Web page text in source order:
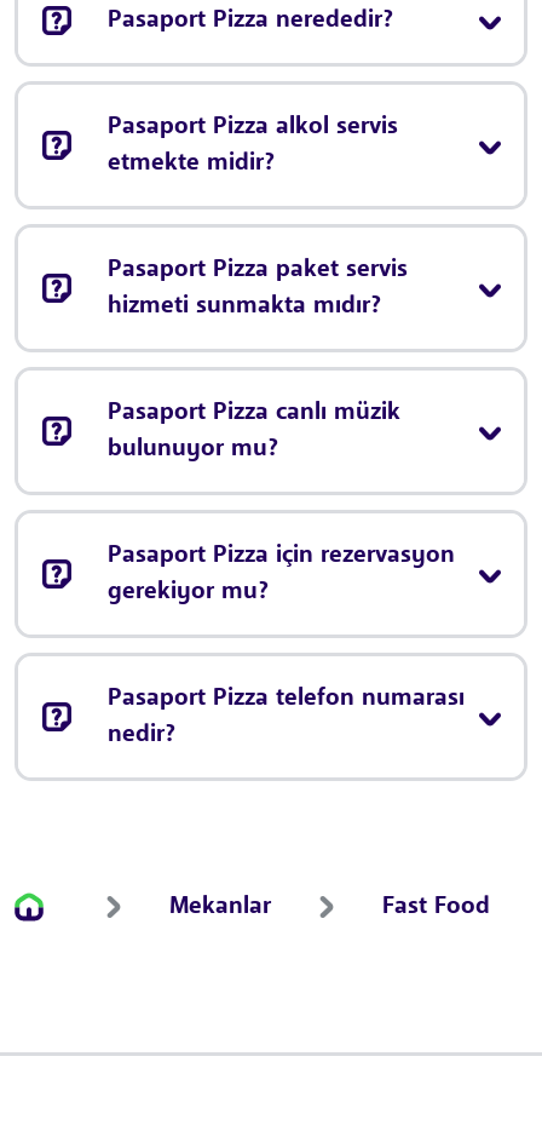
Pasaport Pizza nerededir?
Pasaport Pizza alkol servis
etmekte midir?
Pasaport Pizza paket servis
hizmeti sunmakta mıdır?
Pasaport Pizza canlı müzik
bulunuyor mu?
Pasaport Pizza için rezervasyon
gerekiyor mu?
Pasaport Pizza telefon numarası
nedir?
Mekanlar Fast Food